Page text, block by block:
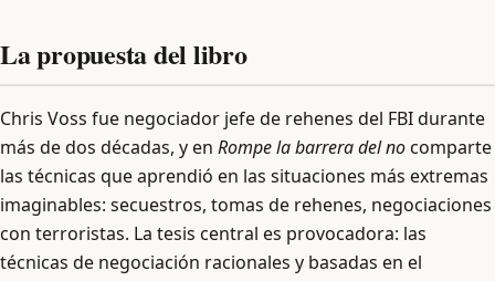
La propuesta del libro
Chris Voss fue negociador jefe de rehenes del FBI durante
más de dos décadas, y en Rompe la barrera del nocomparte
las técnicas que aprendió en las situaciones más extremas
imaginables: secuestros, tomas de rehenes, negociaciones
con terroristas. La tesis central es provocadora: las
técnicas de negociación racionales y basadas en el